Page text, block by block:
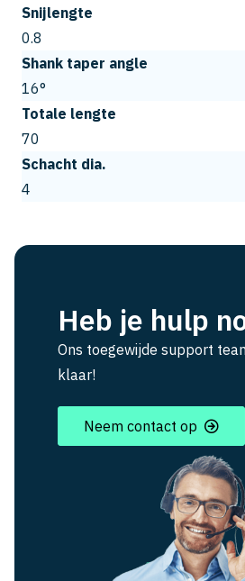
Snijlengte
0.8
Shank taper angle
16°
Totale lengte
70
Schacht dia.
4
Heb je hulp
Ons toegewijde support
klaar!
Neem contact op